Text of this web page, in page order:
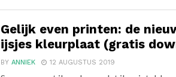
Gelijk even printen: de
ijsjes kleurplaat (gratis
BYANNIEK 12 AUGUSTUS 2019